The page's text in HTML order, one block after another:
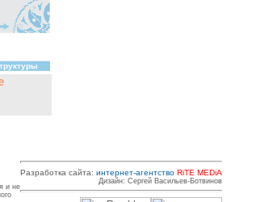
и не
Разработка сайта: интернет-агентство RiTE MEDiA
Дизайн: Сергей Васильев-Ботвинов